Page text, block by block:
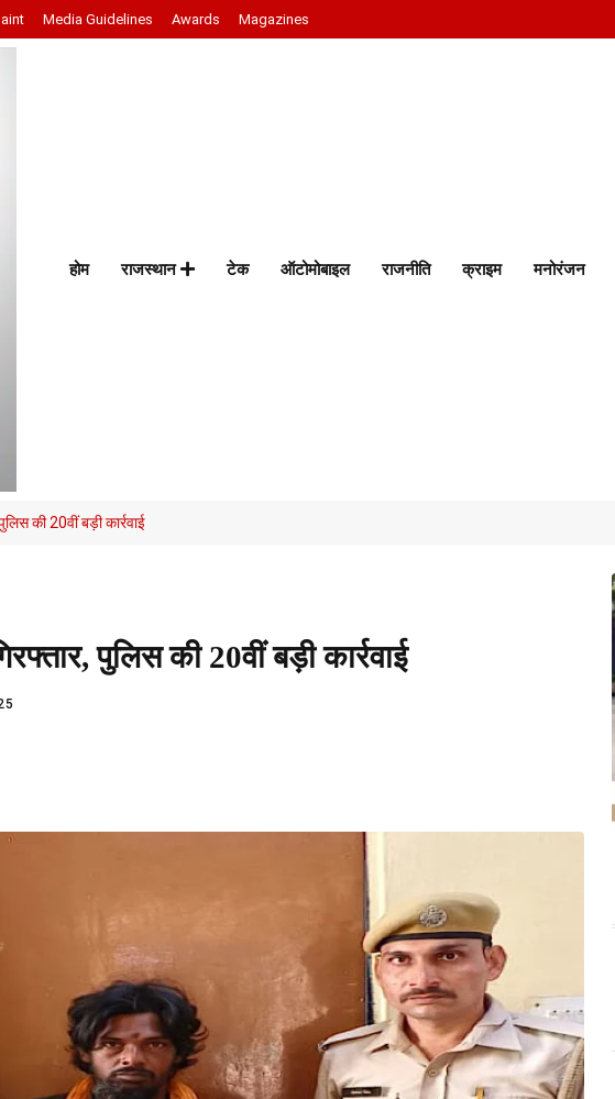
Media Guidelines Awards Magazines
होम राजस्थान टेक ऑटोमोबाइल राजनीति क्राइम मनोरंजन
की 20वीं बड़ी कार्रवाई
पुलिस की 20वीं बड़ी कार्रवाई